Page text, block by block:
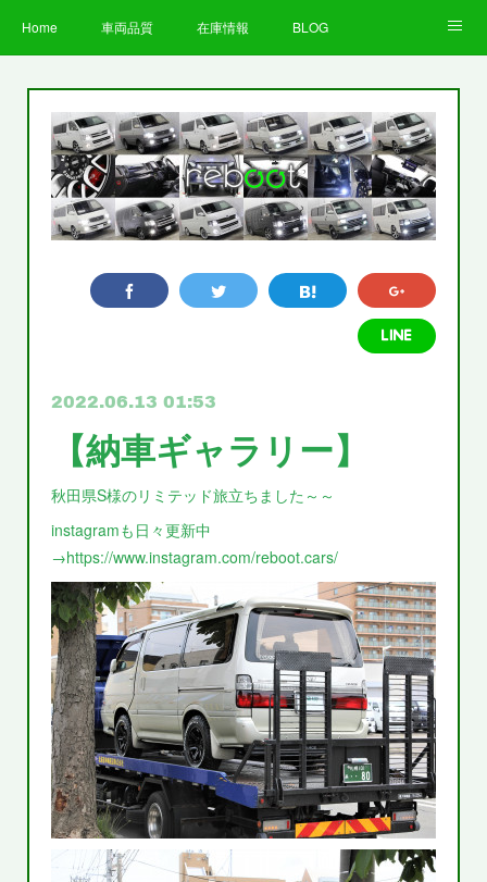
Home 車両品質 在庫情報 BLOG
お客様の声 STAFF 企業情報
プライバシーポリシー
2022.06.13 01:53
【納車ギャラリー】
秋田県S様のリミテッド旅立ちました～～
instagramも日々更新中
→https://www.instagram.com/reboot.cars/